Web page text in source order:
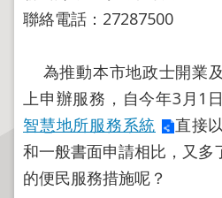
程
割
圖
籍
成
聯絡電話：27287500
為推動本市地政士開業
上申辦服務，自今年3月1
智慧地所服務系統
直接
和一般書面申請相比，又多
的便民服務措施呢？